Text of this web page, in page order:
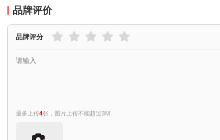
品牌评价
品牌评分
最多上传4张，图片上传不能超过3M